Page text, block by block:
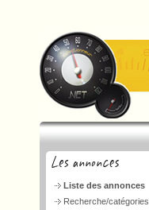
Liste des annonces
Recherche/catégories